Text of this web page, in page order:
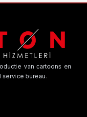
van cartoons en
bureau.